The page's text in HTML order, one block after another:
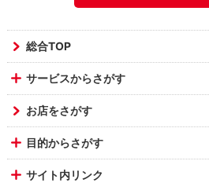
総合TOP
サービスからさがす
お店をさがす
目的からさがす
サイト内リンク